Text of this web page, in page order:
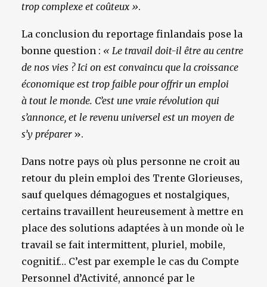
trop complexe et coûteux ».
La conclusion du reportage finlandais pose la
bonne question : « Le travail doit-il être au centre
de nos vies ? Ici on est convaincu que la croissance
économique est trop faible pour offrir un emploi
à tout le monde. C’est une vraie révolution qui
s’annonce, et le revenu universel est un moyen de
s’y préparer ».
Dans notre pays où plus personne ne croit au
retour du plein emploi des Trente Glorieuses,
sauf quelques démagogues et nostalgiques,
certains travaillent heureusement à mettre en
place des solutions adaptées à un monde où le
travail se fait intermittent, pluriel, mobile,
cognitif… C’est par exemple le cas du Compte
Personnel d’Activité, annoncé par le